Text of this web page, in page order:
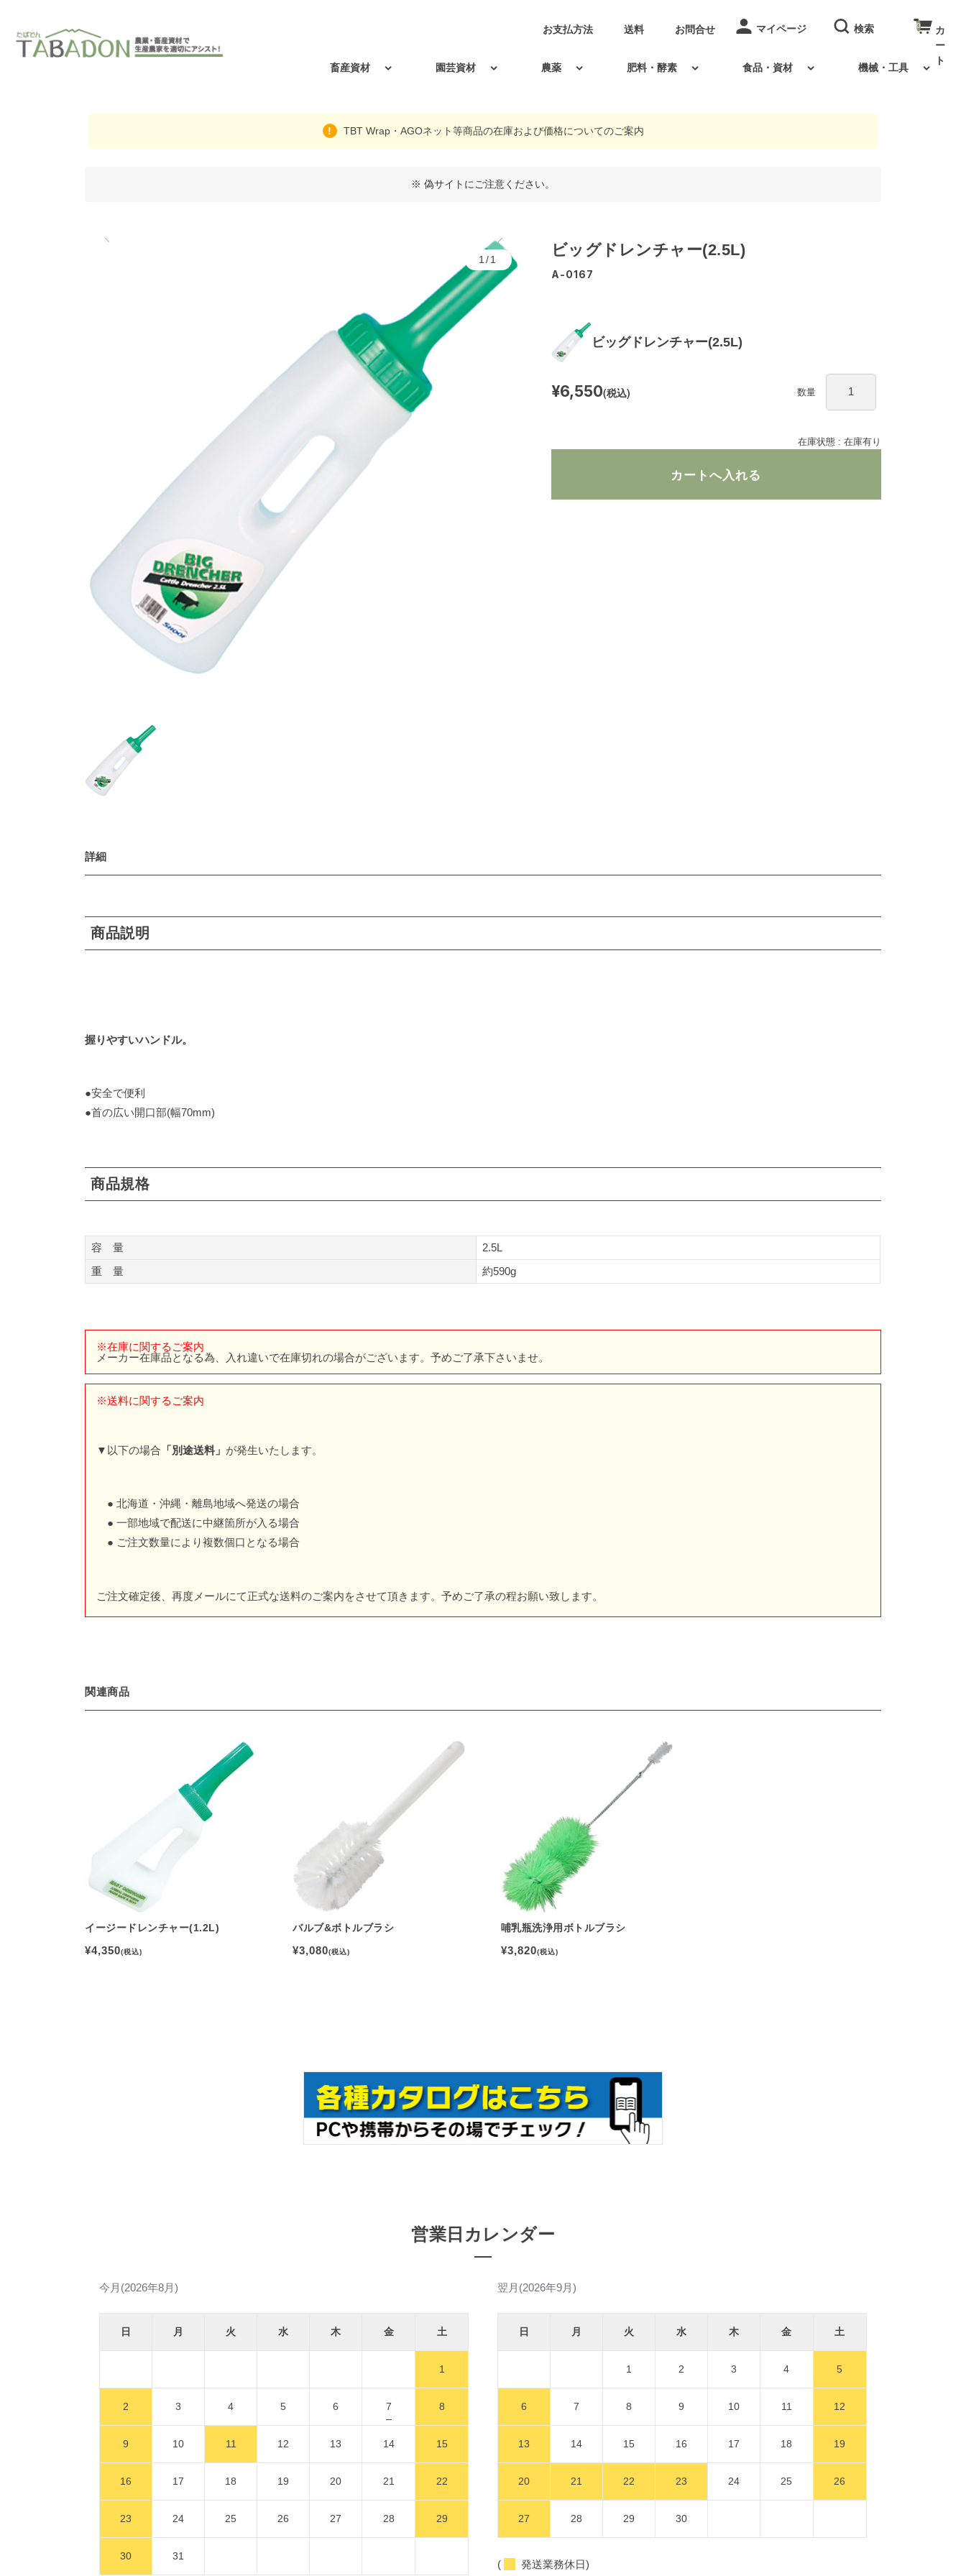
畜産資材 園芸資材 農薬 肥料・酵素 食品・資材 機械・工具
お支払方法 送料 お問合せ 0
TBT Wrap・AGOネット等商品の在庫および価格についてのご案内
※ 偽サイトにご注意ください。
1/1
ビッグドレンチャー(2.5L)
A-0167
ビッグドレンチャー(2.5L)
在庫状態 : 在庫有り
¥6,550(税込) 数量
詳細
商品説明
握りやすいハンドル。
●安全で便利
●首の広い開口部(幅70mm)
商品規格
容 量
2.5L
重 量
約590g
※在庫に関するご案内
メーカー在庫品となる為、入れ違いで在庫切れの場合がございます。予めご了承下さいませ。
※送料に関するご案内
▼以下の場合 「別途送料」 が発生いたします。
● 北海道・沖縄・離島地域へ発送の場合
● 一部地域で配送に中継箇所が入る場合
● ご注文数量により複数個口となる場合
ご注文確定後、再度メールにて正式な送料のご案内をさせて頂きます。予めご了承の程お願い致します。
関連商品
イージードレンチャー(1.2L)
¥4,350(税込)
バルブ&ボトルブラシ
¥3,080(税込)
哺乳瓶洗浄用ボトルブラシ
¥3,820(税込)
営業日カレンダー
今月(2026年8月)
日 月 火 水 木 金 土
1
2 3 4 5 6 7 8
9 10 11 12 13 14 15
16 17 18 19 20 21 22
23 24 25 26 27 28 29
30 31
翌月(2026年9月)
日 月 火 水 木 金 土
1 2 3 4 5
6 7 8 9 10 11 12
13 14 15 16 17 18 19
20 21 22 23 24 25 26
27 28 29 30
( 発送業務休日)